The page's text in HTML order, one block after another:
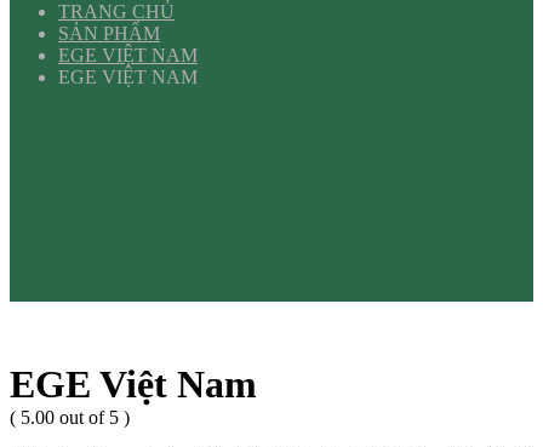
TRANG CHỦ
SẢN PHẨM
EGE VIỆT NAM
EGE VIỆT NAM
EGE Việt Nam
( 5.00 out of 5 )